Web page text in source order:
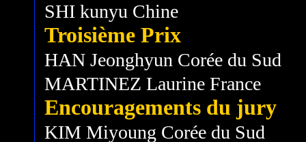
SHI kunyu Chine
Troisième Prix
HAN Jeonghyun Corée du Sud
MARTINEZ Laurine France
Encouragements du jury
KIM Miyoung Corée du Sud